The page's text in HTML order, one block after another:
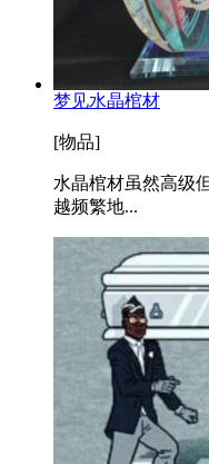
梦见水晶棺材
[物品]
水晶棺材虽然高级
越频繁地...